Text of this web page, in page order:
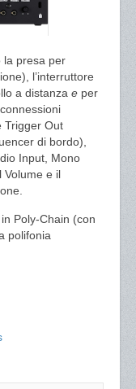
la presa per
l’interruttore
a distanza e per
Trigger Out
di bordo),
Input, Mono
Volume e il
Poly-Chain (con
polifonia